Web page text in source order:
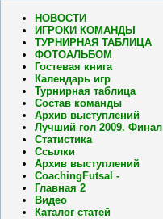
НОВОСТИ
ИГРОКИ КОМАНДЫ
ТУРНИРНАЯ ТАБЛИЦА
ФОТОАЛЬБОМ
Гостевая книга
Календарь игр
Турнирная таблица
Состав команды
Архив выступлений
Лучший гол 2009. Финал
Статистика
Ссылки
Архив выступлений
CoachingFutsal -
Главная 2
Видео
Каталог статей